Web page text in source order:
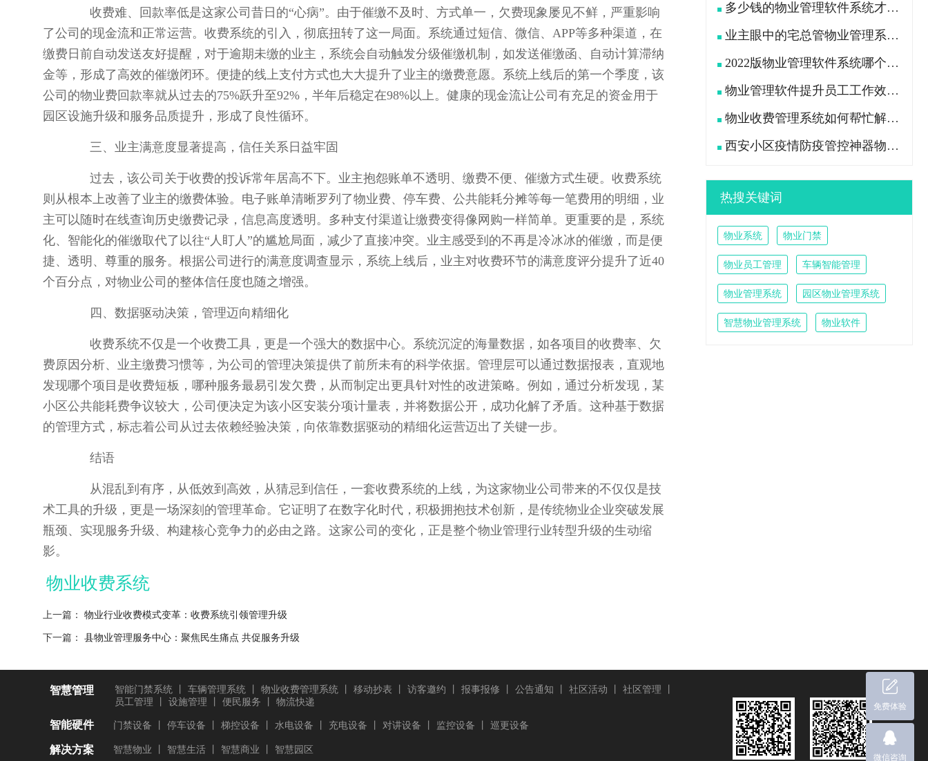
免费体验
微信咨询
收费难、回款率低是这家公司昔日的“心病”。由于催缴不及时、方式单一，欠费现象屡见不鲜，严重影响
了公司的现金流和正常运营。收费系统的引入，彻底扭转了这一局面。系统通过短信、微信、APP等多种渠道，在
缴费日前自动发送友好提醒，对于逾期未缴的业主，系统会自动触发分级催缴机制，如发送催缴函、自动计算滞纳
金等，形成了高效的催缴闭环。便捷的线上支付方式也大大提升了业主的缴费意愿。系统上线后的第一个季度，该
公司的物业费回款率就从过去的75%跃升至92%，半年后稳定在98%以上。健康的现金流让公司有充足的资金用于
园区设施升级和服务品质提升，形成了良性循环。
三、业主满意度显著提高，信任关系日益牢固
过去，该公司关于收费的投诉常年居高不下。业主抱怨账单不透明、缴费不便、催缴方式生硬。收费系统
则从根本上改善了业主的缴费体验。电子账单清晰罗列了物业费、停车费、公共能耗分摊等每一笔费用的明细，业
主可以随时在线查询历史缴费记录，信息高度透明。多种支付渠道让缴费变得像网购一样简单。更重要的是，系统
化、智能化的催缴取代了以往“人盯人”的尴尬局面，减少了直接冲突。业主感受到的不再是冷冰冰的催缴，而是便
捷、透明、尊重的服务。根据公司进行的满意度调查显示，系统上线后，业主对收费环节的满意度评分提升了近40
个百分点，对物业公司的整体信任度也随之增强。
四、数据驱动决策，管理迈向精细化
收费系统不仅是一个收费工具，更是一个强大的数据中心。系统沉淀的海量数据，如各项目的收费率、欠
费原因分析、业主缴费习惯等，为公司的管理决策提供了前所未有的科学依据。管理层可以通过数据报表，直观地
发现哪个项目是收费短板，哪种服务最易引发欠费，从而制定出更具针对性的改进策略。例如，通过分析发现，某
小区公共能耗费争议较大，公司便决定为该小区安装分项计量表，并将数据公开，成功化解了矛盾。这种基于数据
的管理方式，标志着公司从过去依赖经验决策，向依靠数据驱动的精细化运营迈出了关键一步。
结语
从混乱到有序，从低效到高效，从猜忌到信任，一套收费系统的上线，为这家物业公司带来的不仅仅是技
术工具的升级，更是一场深刻的管理革命。它证明了在数字化时代，积极拥抱技术创新，是传统物业企业突破发展
瓶颈、实现服务升级、构建核心竞争力的必由之路。这家公司的变化，正是整个物业管理行业转型升级的生动缩
影。
物业收费系统
上一篇： 物业行业收费模式变革：收费系统引领管理升级
下一篇： 县物业管理服务中心：聚焦民生痛点 共促服务升级
多少钱的物业管理软件系统才是功能全且好用的？
业主眼中的宅总管物业管理系统APP是什么样的?
2022版物业管理软件系统哪个好（挑选物业软件看这7点）
物业管理软件提升员工工作效率、减轻工作压力
物业收费管理系统如何帮忙解决物业公司收费困难问题
西安小区疫情防疫管控神器物业管理系统
热搜关键词
物业系统 物业门禁
物业员工管理 车辆智能管理
物业管理系统 园区物业管理系统
智慧物业管理系统 物业软件
智慧管理 智能门禁系统 车辆管理系统 物业收费管理系统 移动抄表 访客邀约 报事报修 公告通知 社区活动 社区管理
员工管理
设施管理 便民服务 物流快递
智能硬件 门禁设备 停车设备 梯控设备 水电设备 充电设备 对讲设备 监控设备 巡更设备
解决方案 智慧物业 智慧生活 智慧商业 智慧园区